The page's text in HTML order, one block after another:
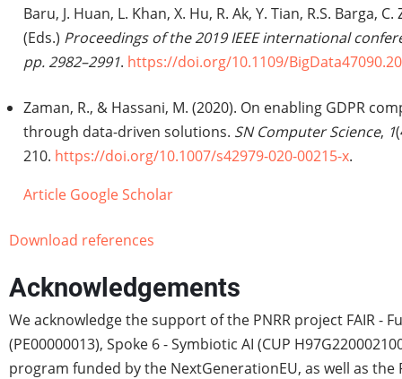
Baru, J. Huan, L. Khan, X. Hu, R. Ak, Y. Tian, R.S. Barga,
(Eds.) Proceedings of the 2019 IEEE international
pp. 2982–2991. https://doi.org/10.1109/
Zaman, R., & Hassani, M. (2020). On enabling GDPR
through data-driven solutions. SN Computer Science, 1
210. https://doi.org/10.1007/s42979-020-00215-x.
Article Google Scholar
Download references
Acknowledgements
We acknowledge the support of the PNRR project FAIR -
(PE00000013), Spoke 6 - Symbiotic AI (CUP
program funded by the NextGenerationEU, as well as the